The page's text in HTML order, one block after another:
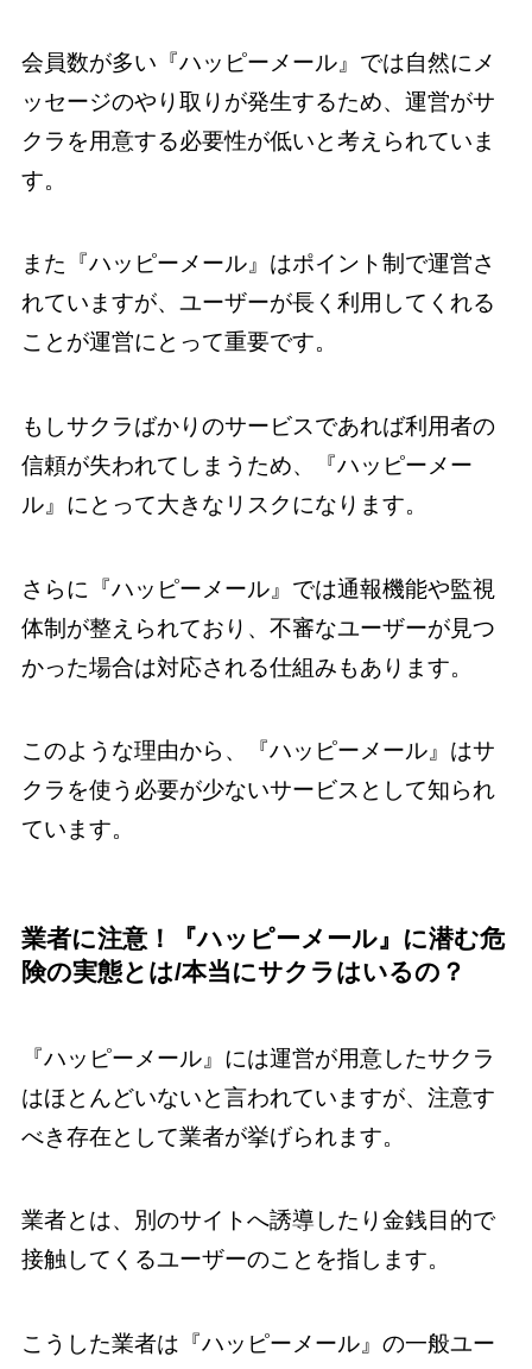
会員数が多い『ハッピーメール』では自然にメ
ッセージのやり取りが発生するため、運営がサ
クラを用意する必要性が低いと考えられていま
す。
また『ハッピーメール』はポイント制で運営さ
れていますが、ユーザーが長く利用してくれる
ことが運営にとって重要です。
もしサクラばかりのサービスであれば利用者の
信頼が失われてしまうため、『ハッピーメー
ル』にとって大きなリスクになります。
さらに『ハッピーメール』では通報機能や監視
体制が整えられており、不審なユーザーが見つ
かった場合は対応される仕組みもあります。
このような理由から、『ハッピーメール』はサ
クラを使う必要が少ないサービスとして知られ
ています。
業者に注意！『ハッピーメール』に潜む危
険の実態とは/本当にサクラはいるの？
『ハッピーメール』には運営が用意したサクラ
はほとんどいないと言われていますが、注意す
べき存在として業者が挙げられます。
業者とは、別のサイトへ誘導したり金銭目的で
接触してくるユーザーのことを指します。
こうした業者は『ハッピーメール』の一般ユー